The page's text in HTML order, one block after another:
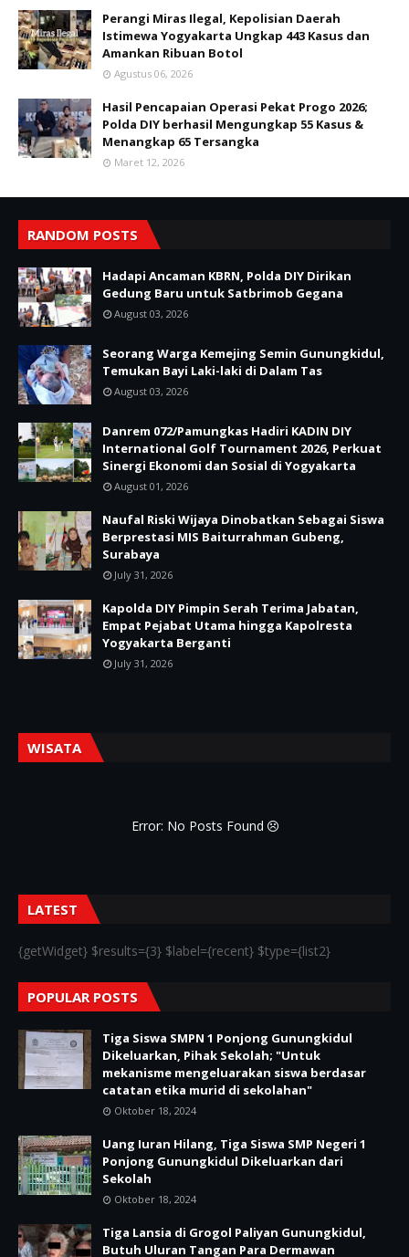
Perangi Miras Ilegal, Kepolisian Daerah
Istimewa Yogyakarta Ungkap 443 Kasus dan
Amankan Ribuan Botol
Agustus 06, 2026
Hasil Pencapaian Operasi Pekat Progo 2026;
Polda DIY berhasil Mengungkap 55 Kasus &
Menangkap 65 Tersangka
Maret 12, 2026
RANDOM POSTS
Hadapi Ancaman KBRN, Polda DIY Dirikan
Gedung Baru untuk Satbrimob Gegana
August 03, 2026
Seorang Warga Kemejing Semin Gunungkidul,
Temukan Bayi Laki-laki di Dalam Tas
August 03, 2026
Danrem 072/Pamungkas Hadiri KADIN DIY
International Golf Tournament 2026, Perkuat
Sinergi Ekonomi dan Sosial di Yogyakarta
August 01, 2026
Naufal Riski Wijaya Dinobatkan Sebagai Siswa
Berprestasi MIS Baiturrahman Gubeng,
Surabaya
July 31, 2026
Kapolda DIY Pimpin Serah Terima Jabatan,
Empat Pejabat Utama hingga Kapolresta
Yogyakarta Berganti
July 31, 2026
WISATA
Error: No Posts Found
LATEST
{getWidget} $results={3} $label={recent} $type={list2}
POPULAR POSTS
Tiga Siswa SMPN 1 Ponjong Gunungkidul
Dikeluarkan, Pihak Sekolah; "Untuk
mekanisme mengeluarakan siswa berdasar
catatan etika murid di sekolahan"
Oktober 18, 2024
Uang Iuran Hilang, Tiga Siswa SMP Negeri 1
Ponjong Gunungkidul Dikeluarkan dari
Sekolah
Oktober 18, 2024
Tiga Lansia di Grogol Paliyan Gunungkidul,
Butuh Uluran Tangan Para Dermawan